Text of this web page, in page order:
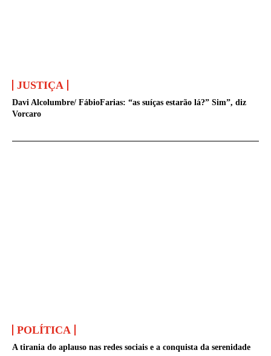
JUSTIÇA
Davi Alcolumbre/ FábioFarias: “as suíças estarão lá?” Sim”, diz
Vorcaro
POLÍTICA
A tirania do aplauso nas redes sociais e a conquista da serenidade